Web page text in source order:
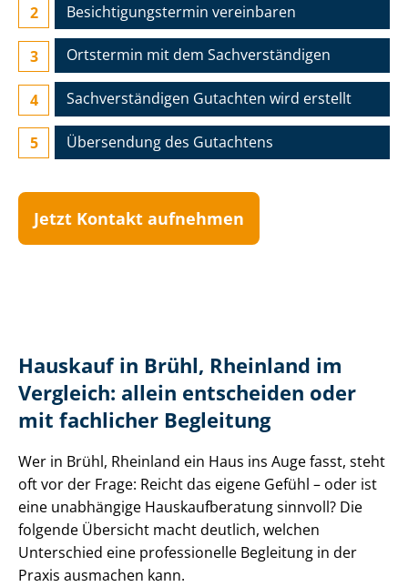
Besichtigungs­termin vereinbaren
Ortstermin mit dem Sach­ver­stän­di­gen
Sach­ver­stän­di­gen Gutachten wird erstellt
Übersendung des Gutachtens
Jetzt Kontakt aufnehmen
Hauskauf in Brühl, Rheinland im
Vergleich: allein entscheiden oder
mit fachlicher Begleitung
Wer in Brühl, Rheinland ein Haus ins Auge fasst, steht
oft vor der Frage: Reicht das eigene Gefühl – oder ist
eine unabhängige Haus­kauf­be­ra­tung sinnvoll? Die
folgende Übersicht macht deutlich, welchen
Unterschied eine professionelle Begleitung in der
Praxis ausmachen kann.